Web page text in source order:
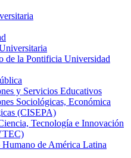
de la Pontificia Universidad
y Servicios Educativos
Sociológicas, Económica
(CISEPA)
Tecnología e Innovación
de América Latina